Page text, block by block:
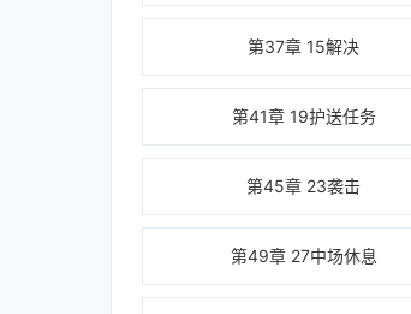
第37章 15解决
第41章 19护送任务
第45章 23袭击
第49章 27中场休息